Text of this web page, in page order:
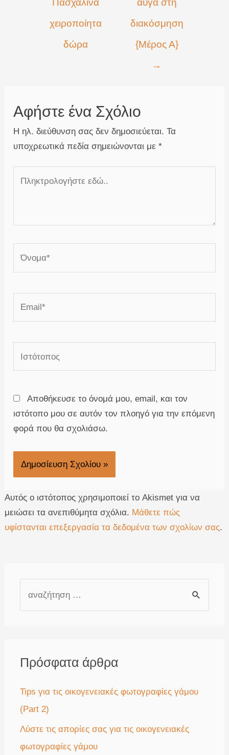
Πασχαλινά
χειροποίητα
δώρα
αυγά στη
διακόσμηση
{Μέρος Α}
→
Αφήστε ένα Σχόλιο
Η ηλ. διεύθυνση σας δεν δημοσιεύεται. Τα
υποχρεωτικά πεδία σημειώνονται με*
Αποθήκευσε το όνομά μου, email, και τον
ιστότοπο μου σε αυτόν τον πλοηγό για την επόμενη
φορά που θα σχολιάσω.
Αυτός ο ιστότοπος χρησιμοποιεί το Akismet για να
μειώσει τα ανεπιθύμητα σχόλια. Μάθετε πώς
υφίστανται επεξεργασία τα δεδομένα των σχολίων σας.
ή
η
σ
η
γ
Πρόσφατα άρθρα
Tips για τις οικογενειακές φωτογραφίες γάμου
(Part 2)
Λύστε τις απορίες σας για τις οικογενειακές
φωτογραφίες γάμου